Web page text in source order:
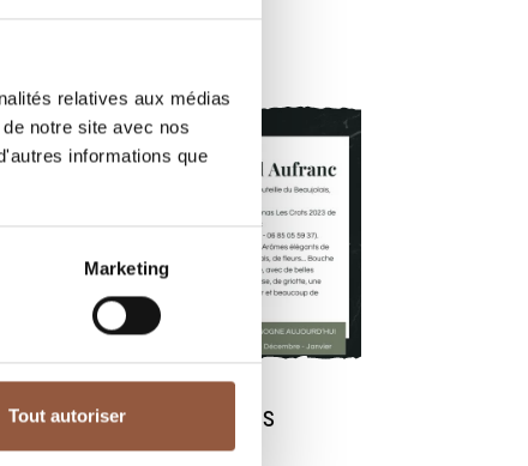
relatives aux médias
notre site avec nos
informations que
Marketing
Tout autoriserA déguster sans
attendre 🍷